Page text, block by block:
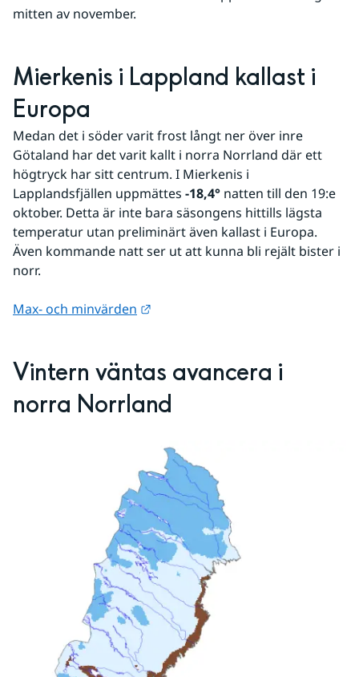
mitten av november.
Mierkenis i Lappland kallast i
Europa
Medan det i söder varit frost långt ner över inre
Götaland har det varit kallt i norra Norrland där ett
högtryck har sitt centrum. I Mierkenis i
Lapplandsfjällen uppmättes -18,4° natten till den 19:e
oktober. Detta är inte bara säsongens hittills lägsta
temperatur utan preliminärt även kallast i Europa.
Även kommande natt ser ut att kunna bli rejält bister i
norr.
Max- och minvärden
Vintern väntas avancera i
norra Norrland